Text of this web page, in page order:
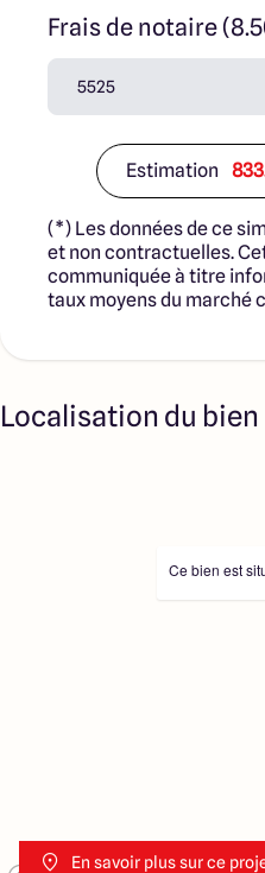
Frais de notaire
Estimation
(*) Les données de ce
et non contractuelles.
communiquée à titre
taux moyens du marché
Localisation du bien
En savoir plus sur ce
Ce bien est